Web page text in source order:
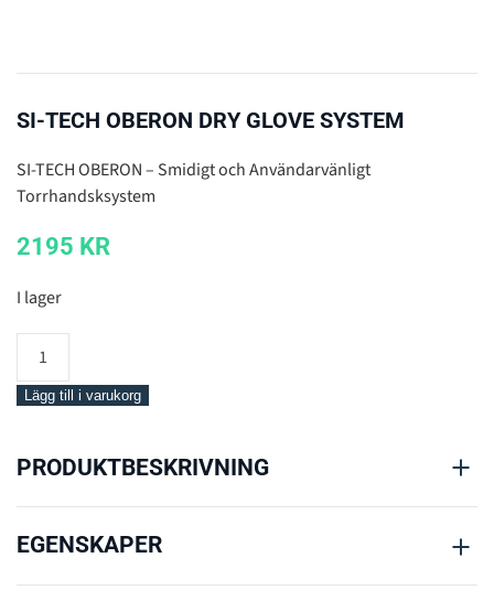
SI-TECH OBERON DRY GLOVE SYSTEM
SI-TECH OBERON – Smidigt och Användarvänligt
Torrhandsksystem
2195 KR
I lager
Oberon
System
mängd
Lägg till i varukorg
PRODUKTBESKRIVNING
EGENSKAPER